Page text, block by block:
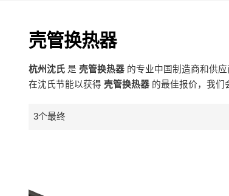
壳管换热器
杭州沈氏是 壳管换热器的专业中国制造商和供
在沈氏节能以获得 壳管换热器的最佳报价，我们
3个最终